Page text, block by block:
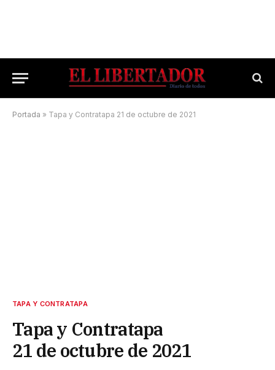
Portada » Tapa y Contratapa 21 de octubre de 2021
TAPA Y CONTRATAPA
Tapa y Contratapa
21 de octubre de 2021